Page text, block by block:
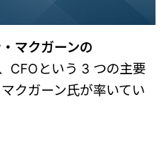
マクガーンの
CFOという 3 つの主要
クガーン氏が率いてい